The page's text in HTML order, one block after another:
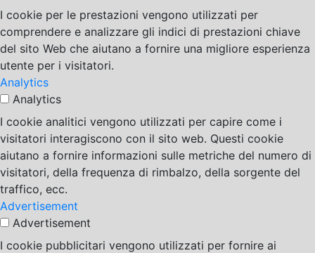
I cookie per le prestazioni vengono utilizzati per
comprendere e analizzare gli indici di prestazioni chiave
del sito Web che aiutano a fornire una migliore esperienza
utente per i visitatori.
Analytics
Analytics
I cookie analitici vengono utilizzati per capire come i
visitatori interagiscono con il sito web. Questi cookie
aiutano a fornire informazioni sulle metriche del numero di
visitatori, della frequenza di rimbalzo, della sorgente del
traffico, ecc.
Advertisement
Advertisement
I cookie pubblicitari vengono utilizzati per fornire ai